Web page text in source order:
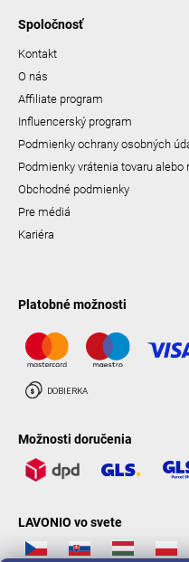
Spoločnosť
Kontakt
O nás
Affiliate program
Influencerský program
Podmienky ochrany osobných
Podmienky vrátenia tovaru alebo
Obchodné podmienky
Pre médiá
Kariéra
Platobné možnosti
Možnosti doručenia
LAVONIO vo svete